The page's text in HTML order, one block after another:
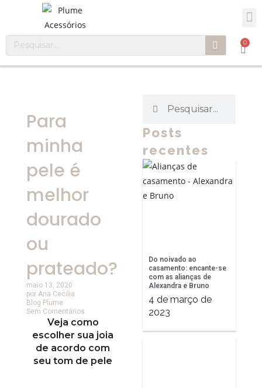
0
Para
minha
pele é
melhor
dourado
ou
prateado?
maio 13, 2020
por Ana Cecilia
Blog Plume
Sem Comentários
Veja como
escolher sua joia
de acordo com
seu tom de pele
Posts
recentes
Do noivado ao
casamento: encante-se
com as alianças de
Alexandra e Bruno
4 de março de
2023